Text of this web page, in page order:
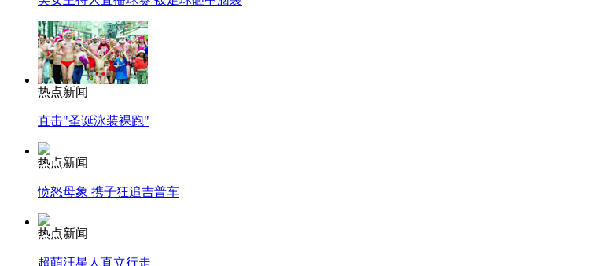
热点新闻
直击"圣诞泳装裸跑"
热点新闻
愤怒母象 携子狂追吉普车
热点新闻
超萌汪星人直立行走